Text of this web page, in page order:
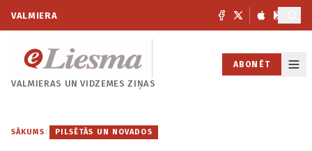
VALMIERA
VALMIERAS UNVIDZEMES ZIŅAS
ABONĒT
SĀKUMS / PILSĒTĀS UN NOVADOS